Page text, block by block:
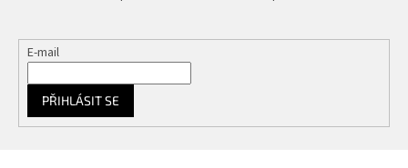
E-mail
PŘIHLÁSIT SE